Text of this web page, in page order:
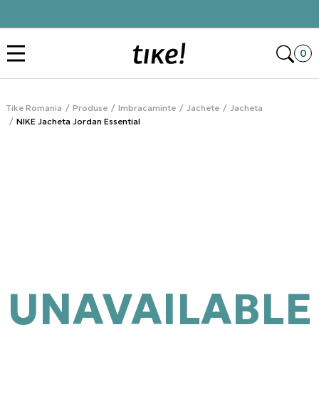
0
Tike Romania Produse Imbracaminte Jachete
Jacheta
NIKE Jacheta Jordan Essential
UNAVAILABLE